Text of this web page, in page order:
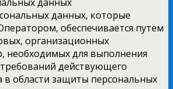
данных, которые
обеспечивается путем
организационных
необходимых для выполнения
действующего
в области защиты персональных